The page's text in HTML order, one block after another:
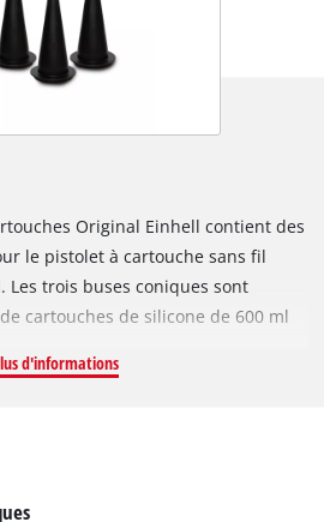
Original Einhell contient des
le pistolet à cartouche sans fil
Les trois buses coniques sont
cartouches de silicone de 600 ml
sans outil, les buses peuvent
d'informations